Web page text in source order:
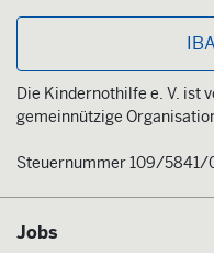
Die Kindernothilfe e. V. ist
gemeinnützige
Steuernummer 109/5841/
Jobs